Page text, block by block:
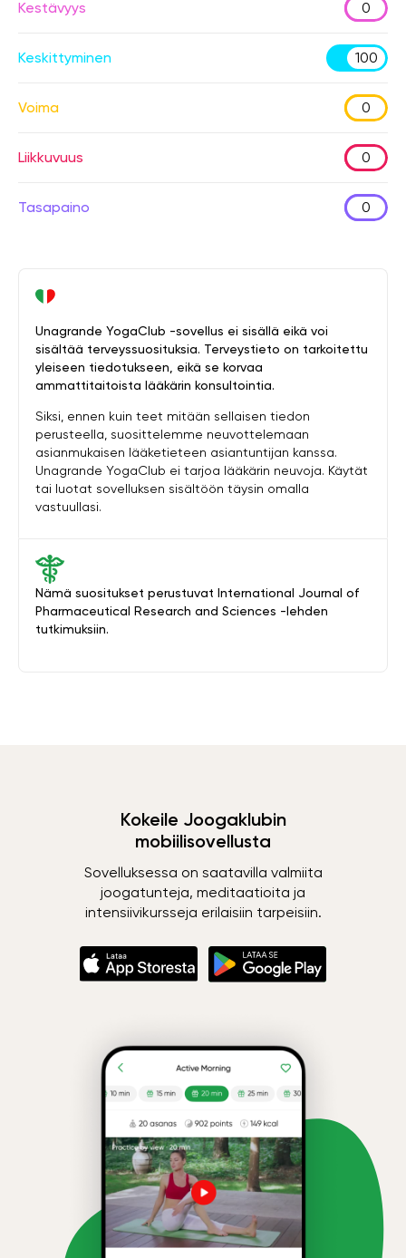
Kestävyys 0
Keskittyminen 100
Voima 0
Liikkuvuus 0
Tasapaino 0
Nämä suositukset perustuvat International Journal of
Pharmaceutical Research and Sciences -lehden
tutkimuksiin.
Unagrande YogaClub -sovellus ei sisällä eikä voi
sisältää terveyssuosituksia. Terveystieto on tarkoitettu
yleiseen tiedotukseen, eikä se korvaa
ammattitaitoista lääkärin konsultointia.
Siksi, ennen kuin teet mitään sellaisen tiedon
perusteella, suosittelemme neuvottelemaan
asianmukaisen lääketieteen asiantuntijan kanssa.
Unagrande YogaClub ei tarjoa lääkärin neuvoja. Käytät
tai luotat sovelluksen sisältöön täysin omalla
vastuullasi.
Kokeile Joogaklubin
mobiilisovellusta
Sovelluksessa on saatavilla valmiita
joogatunteja, meditaatioita ja
intensiivikursseja erilaisiin tarpeisiin.